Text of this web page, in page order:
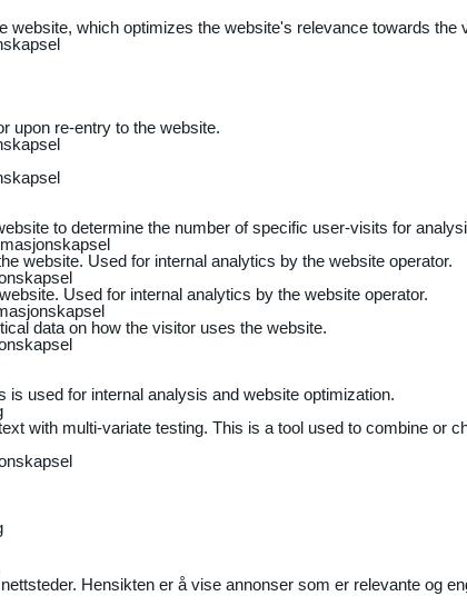
website, which optimizes the website's relevance towards
upon re-entry to the website.
to determine the number of specific user-visits for
website. Used for internal analytics by the website operator.
Used for internal analytics by the website operator.
data on how the visitor uses the website.
used for internal analysis and website optimization.
with multi-variate testing. This is a tool used to combine or
Hensikten er å vise annonser som er relevante og